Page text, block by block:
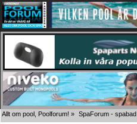
Allt om pool, Poolforum! » SpaForum - spabad